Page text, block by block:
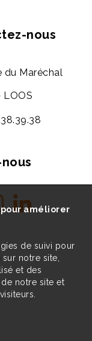
nous
du Maréchal
LOOS
pour améliorer
de suivi pour
notre site,
et des
notre site et